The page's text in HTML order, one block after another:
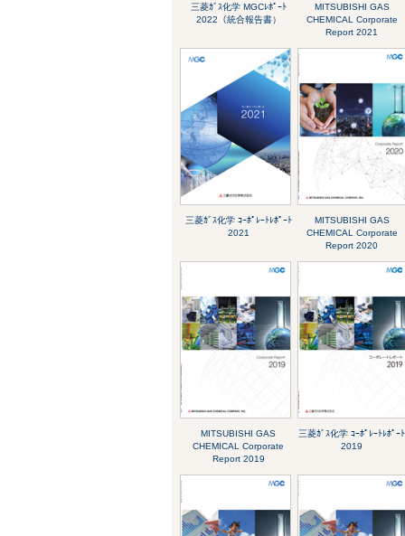
三菱ｶﾞｽ化学 MGCﾚﾎﾟｰﾄ
2022（統合報告書）
MITSUBISHI GAS
CHEMICAL Corporate
Report 2021
三菱ｶﾞｽ化学 ｺｰﾎﾟﾚｰﾄﾚﾎﾟｰﾄ
2021
MITSUBISHI GAS
CHEMICAL Corporate
Report 2020
MITSUBISHI GAS
CHEMICAL Corporate
Report 2019
三菱ｶﾞｽ化学 ｺｰﾎﾟﾚｰﾄﾚﾎﾟｰﾄ
2019